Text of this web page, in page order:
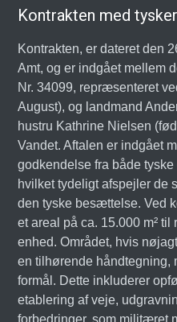
Kontrakten med
Kontrakten, er dateret den
Amt, og er indgået mellem
Nr. 34099, repræsenteret
August), og landmand
hustru Kathrine Nielsen
Vandet. Aftalen er indgået
godkendelse fra både
hvilket tydeligt afspejler de
den tyske besættelse. Ved
et areal på ca. 15.000 m²
enhed. Området, hvis
en tilhørende
formål. Dette inkluderer
etablering af veje,
forbedringer, som militæret